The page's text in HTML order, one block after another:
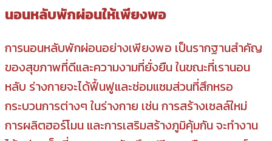
นอนหลับพักผ่อนให้เพียงพอ
การนอนหลับพักผ่อนอย่างเพียงพอ เป็นรากฐานสำคัญ
ของสุขภาพที่ดีและความงามที่ยั่งยืน ในขณะที่เรานอน
หลับ ร่างกายจะได้ฟื้นฟูและซ่อมแซมส่วนที่สึกหรอ
กระบวนการต่างๆ ในร่างกาย เช่น การสร้างเซลล์ใหม่
การผลิตฮอร์โมน และการเสริมสร้างภูมิคุ้มกัน จะทำงาน